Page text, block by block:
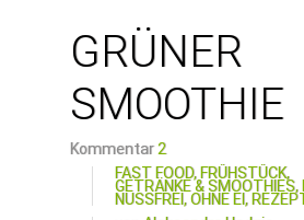
GRÜNER
SMOOTHIE
Kommentar 2
FAST FOOD, FRÜHSTÜCK,
GETRÄNKE & SMOOTHIES,
NUSSFREI,OHNE EI,